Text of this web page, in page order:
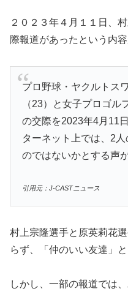
２０２３年４月１１日、
際報道があったという内
プロ野球・ヤクルトス
（23）と女子プロゴル
の交際を2023年4月11
ターネット上では、2
のではないかとする声
引用元：J-CASTニュース
村上宗隆選手と原英莉花
らず、「仲のいい友達」
しかし、一部の報道では